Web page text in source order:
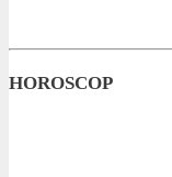
HOROSCOP